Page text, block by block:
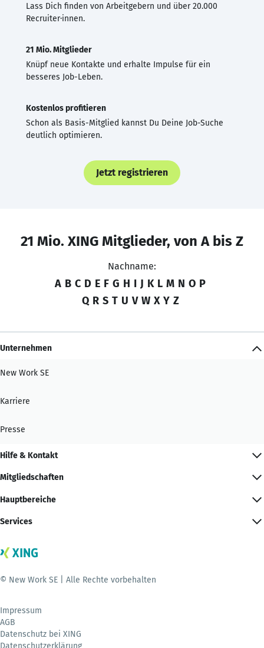
Lass Dich finden von Arbeitgebern und über 20.000
Recruiter·innen.
21 Mio. Mitglieder
Knüpf neue Kontakte und erhalte Impulse für ein
besseres Job-Leben.
Kostenlos profitieren
Schon als Basis-Mitglied kannst Du Deine Job-Suche
deutlich optimieren.
Jetzt registrieren
21 Mio. XING Mitglieder, von A bis Z
Nachname:
A B C D E F G H I J K L M N O P
Q R S T U V W X Y Z
Unternehmen
New Work SE
Karriere
Presse
Hilfe & Kontakt
Mitgliedschaften
Hauptbereiche
Services
© New Work SE | Alle Rechte vorbehalten
Impressum
AGB
Datenschutz bei XING
Datenschutzerklärung